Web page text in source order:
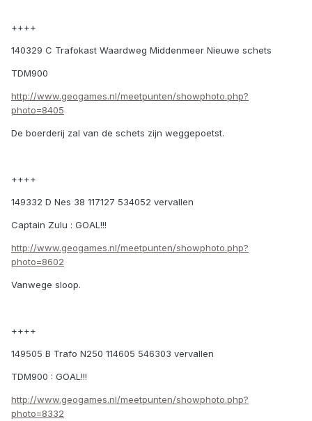
++++
140329 C Trafokast Waardweg Middenmeer Nieuwe schets
TDM900
http://www.geogames.nl/meetpunten/showphoto.php?
photo=8405
De boerderij zal van de schets zijn weggepoetst.
++++
149332 D Nes 38 117127 534052 vervallen
Captain Zulu : GOAL!!!
http://www.geogames.nl/meetpunten/showphoto.php?
photo=8602
Vanwege sloop.
++++
149505 B Trafo N250 114605 546303 vervallen
TDM900 : GOAL!!!
http://www.geogames.nl/meetpunten/showphoto.php?
photo=8332